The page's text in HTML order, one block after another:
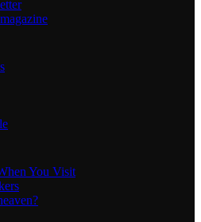
You Visit